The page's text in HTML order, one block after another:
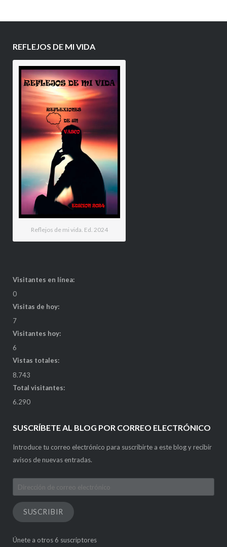
REFLEJOS DE MI VIDA
Reflejos de mi vida. Ed. 2024
Visitantes en línea:
0
Visitas de hoy:
7
Visitantes hoy:
6
Vistas totales:
8.743
Total visitantes:
6.290
SUSCRÍBETE AL BLOG POR CORREO ELECTRÓNICO
Introduce tu correo electrónico para suscribirte a este blog y recibir
avisos de nuevas entradas.
Dirección
de
correo
electrónico
SUSCRIBIR
Únete a otros 6 suscriptores